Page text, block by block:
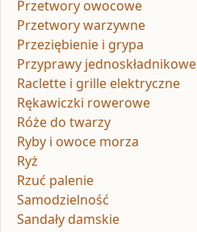
Przetwory owocowe
Przetwory warzywne
Przeziębienie i grypa
Przyprawy jednoskładnikowe
Raclette i grille elektryczne
Rękawiczki rowerowe
Róże do twarzy
Ryby i owoce morza
Ryż
Rzuć palenie
Samodzielność
Sandały damskie